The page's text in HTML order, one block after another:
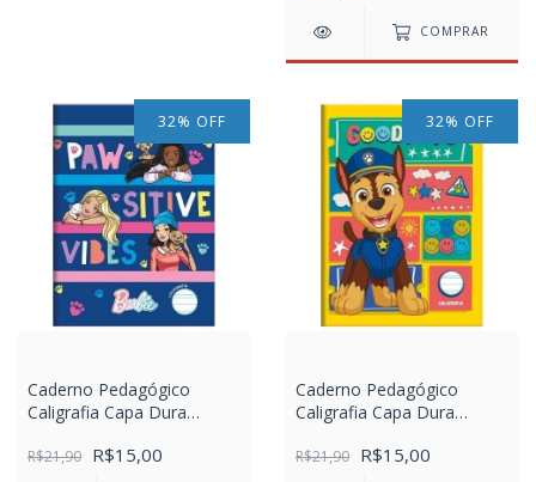
Caligrafia Pauta Ampliada
COMPRAR
32% OFF
Caderno Pedagógico
Caligrafia Capa Dura
R$21,90 R$15,00
32% OFF
Caderno Pedagógico
Caligrafia Capa Dura
R$21,90 R$15,00